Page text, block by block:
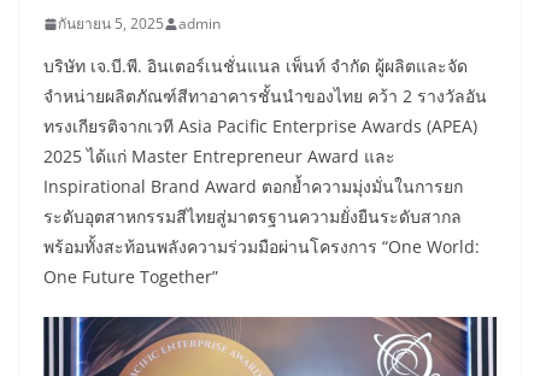
กันยายน 5, 2025 admin
บริษัท เจ.บี.พี. อินเตอร์เนชั่นแนล เพ็นท์ จำกัด ผู้ผลิตและจัด
จำหน่ายผลิตภัณฑ์สีทาอาคารชั้นนำของไทย คว้า 2 รางวัลอัน
ทรงเกียรติจากเวที Asia Pacific Enterprise Awards (APEA)
2025 ได้แก่ Master Entrepreneur Award และ
Inspirational Brand Award ตอกย้ำความมุ่งมั่นในการยก
ระดับอุตสาหกรรมสีไทยสู่มาตรฐานความยั่งยืนระดับสากล
พร้อมทั้งสะท้อนพลังความร่วมมือผ่านโครงการ “One World:
One Future Together”